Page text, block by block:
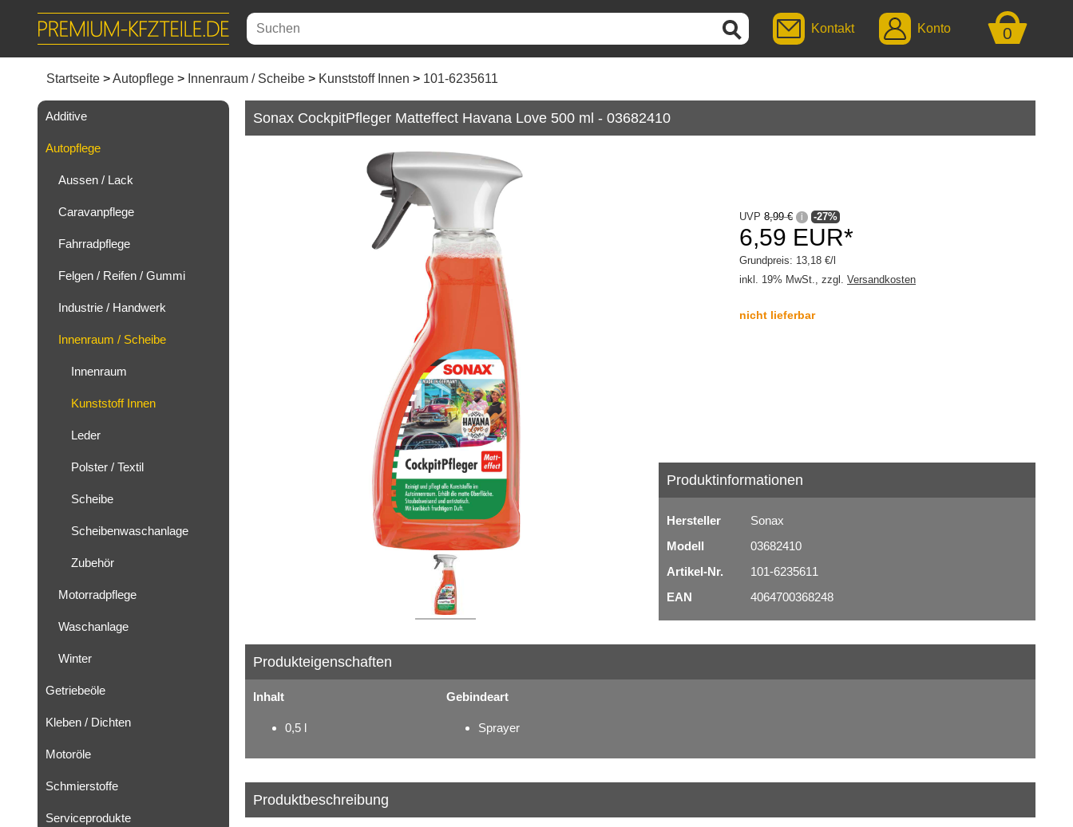
0
Kontakt Konto
Startseite Autopflege Innenraum / Scheibe Kunststoff Innen 101-6235611
Additive
Autopflege
Aussen / Lack
Caravanpflege
Fahrradpflege
Felgen / Reifen / Gummi
Industrie / Handwerk
Innenraum / Scheibe
Innenraum
Kunststoff Innen
Leder
Polster / Textil
Scheibe
Scheibenwaschanlage
Zubehör
Motorradpflege
Waschanlage
Winter
Getriebeöle
Kleben / Dichten
Motoröle
Schmierstoffe
Serviceprodukte
Sonax CockpitPfleger Matteffect Havana Love 500 ml - 03682410
UVP 8,99 € i -27%
6,59 EUR*
Grundpreis: 13,18 €/l
inkl. 19% MwSt., zzgl. Versandkosten
nicht lieferbar
Produktinformationen
Hersteller
Sonax
Modell
03682410
Artikel-Nr.
101-6235611
EAN
4064700368248
Produkteigenschaften
Inhalt
0,5 l
Gebindeart
Sprayer
Produktbeschreibung